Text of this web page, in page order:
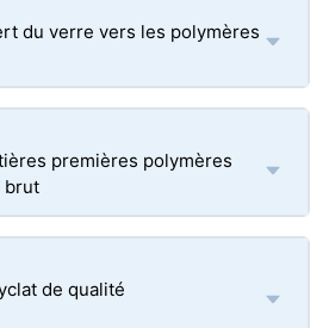
du verre vers les polymères
premières polymères
brut
de qualité